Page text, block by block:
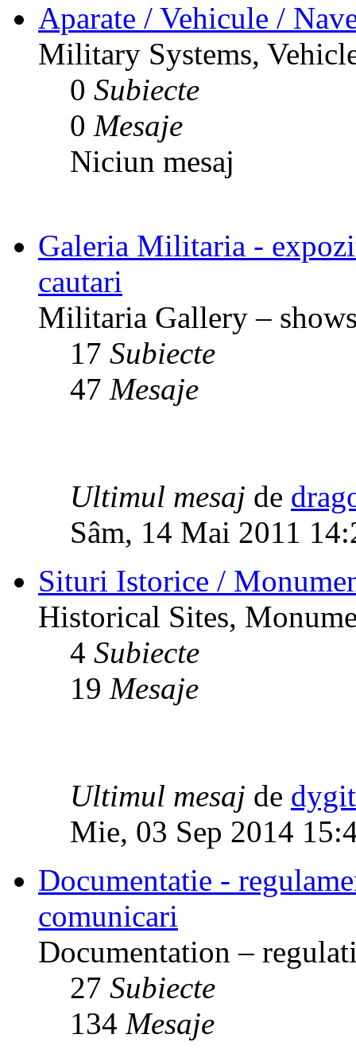
Aparate / Vehicule /
Military Systems,
0 Subiecte
0 Mesaje
Niciun mesaj
Galeria Militaria -
cautari
Militaria Gallery –
17 Subiecte
47 Mesaje
Ultimul mesaj de
Sâm, 14 Mai 2011
Situri Istorice /
Historical Sites,
4 Subiecte
19 Mesaje
Ultimul mesaj de
Mie, 03 Sep 2014
Documentatie -
comunicari
Documentation –
27 Subiecte
134 Mesaje